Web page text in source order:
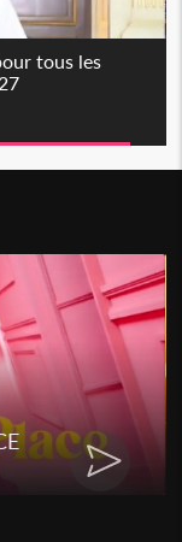
tous les